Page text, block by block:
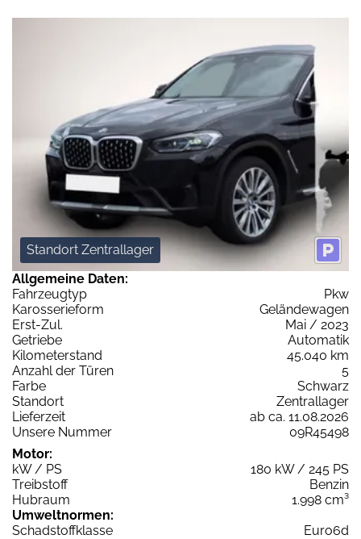
Standort Zentrallager
Allgemeine Daten:
Fahrzeugtyp
Pkw
Karosserieform
Geländewagen
Erst-Zul.
Mai / 2023
Getriebe
Automatik
Kilometerstand
45.040 km
Anzahl der Türen
5
Farbe
Schwarz
Standort
Zentrallager
Lieferzeit
ab ca. 11.08.2026
Unsere Nummer
09R45498
Motor:
kW / PS
180 kW / 245 PS
Treibstoff
Benzin
Hubraum
1.998 cm³
Umweltnormen:
Schadstoffklasse
Euro6d